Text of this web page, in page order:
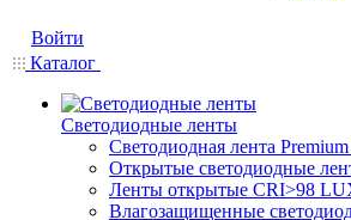
Войти
Каталог
Светодиодные ленты
Светодиодная лента Premium
Открытые светодиодные
Ленты открытые CRI>98
Влагозащищенные